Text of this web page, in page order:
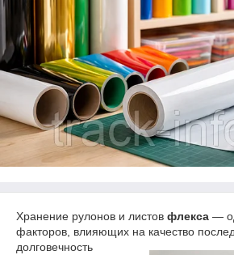
Хранение рулонов и листов флекса —
факторов, влияющих на качество
долговечность